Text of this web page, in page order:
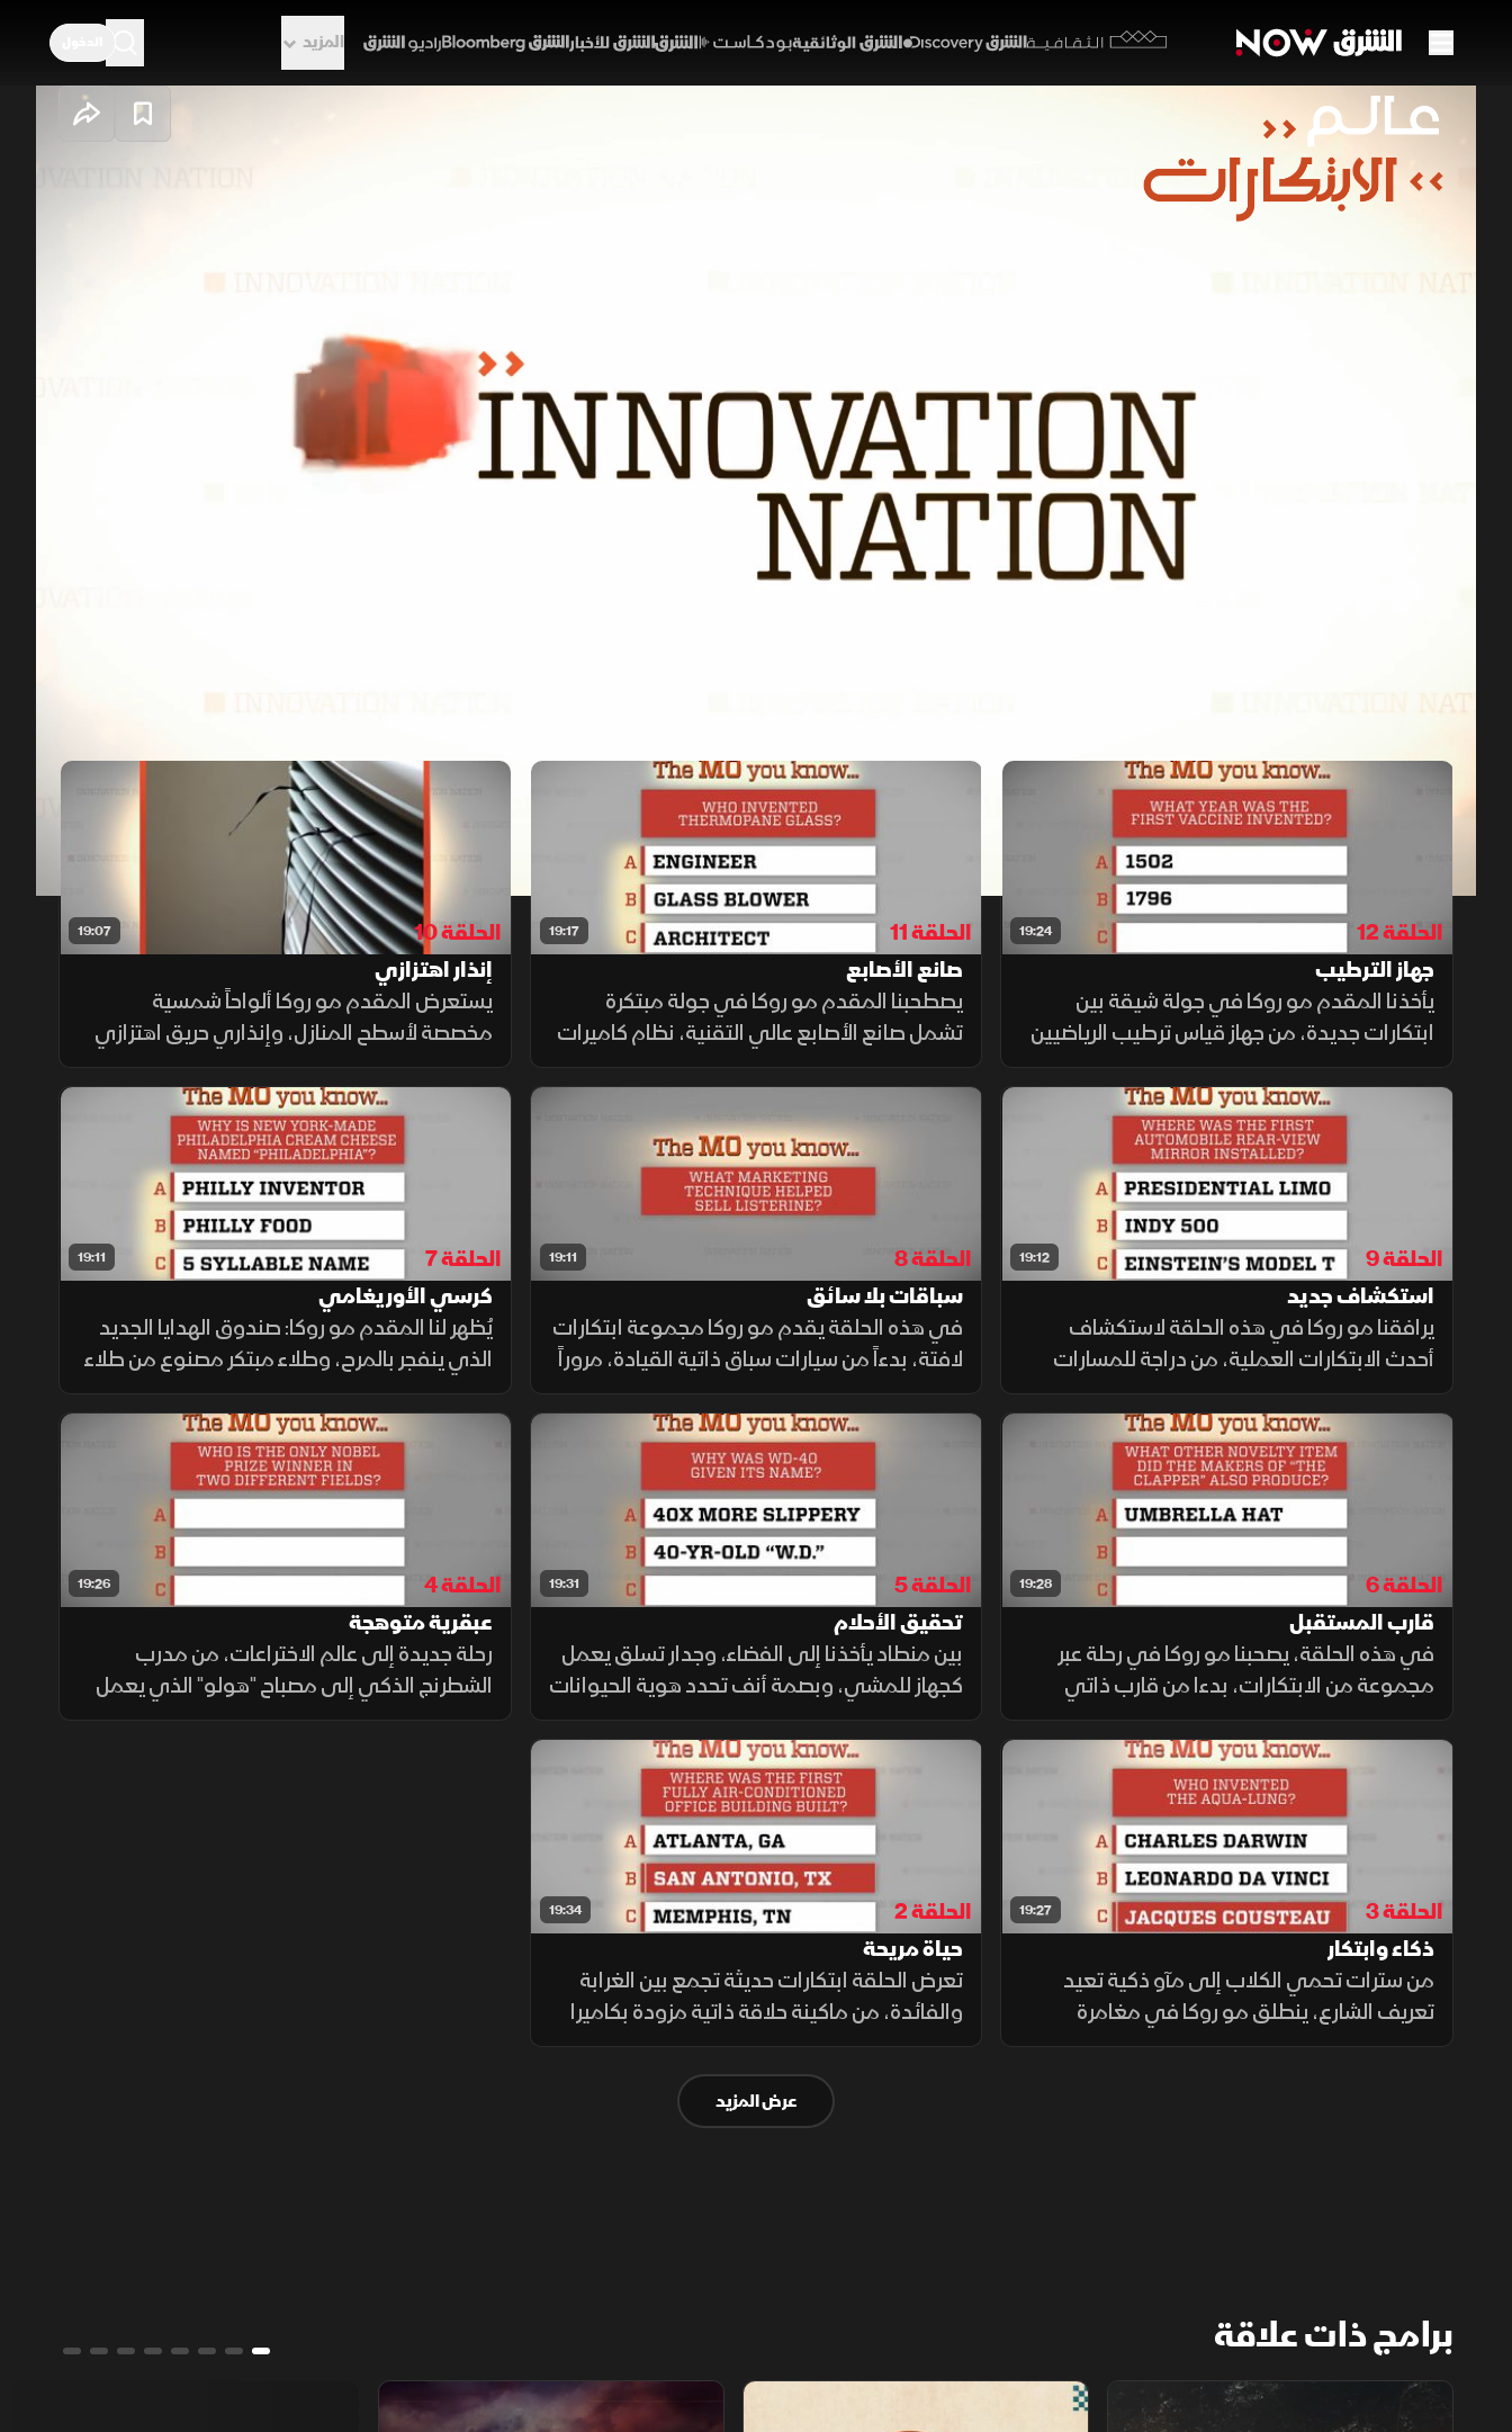
الثقافية
المزيد
"‫"عالم الابتكارات 19:17
(1-2 ملم) لتحديد أن القوقعة البيضاء التي تعكس الضوء هي سر حماية الحلزون من المفترسات، كما يُقدم
19:24
الحلقة 12
جهاز الترطيب
يأخذنا المقدم مو روكا في جولة شيقة بين
ابتكارات جديدة، من جهاز قياس ترطيب الرياضيين
إلى القفل بالبصمة، نصائح مبتكرين، ورحلات
الاستكشاف القطبية للأدميرال بيرد.
19:17
الحلقة 11
صانع الأصابع
يصطحبنا المقدم مو روكا في جولة مبتكرة
تشمل صانع الأصابع عالي التقنية، نظام كاميرات
ذكي لتخفيف ازدحام المرور، خيمة سقفية
للتخييم، ولمحة عن تاريخ المجلات، مستعرضًا
تقنيات الحياة اليومية المستقبلية.
19:07
الحلقة 10
إنذار اهتزازي
يستعرض المقدم مو روكا ألواحاً شمسية
مخصصة لأسطح المنازل، وإنذاري حريق اهتزازي
لضعاف السمع والصم، ثم يكشف كيف غيّرت
الحصّادات الميكانيكية وجه الزراعة للأبد، في
جولة تقنية شاملة
19:12
الحلقة 9
استكشاف جديد
يرافقنا مو روكا في هذه الحلقة لاستكشاف
أحدث الابتكارات العملية، من دراجة للمسارات
الوعرة وسترة Tiny Dog للحماية، إلى اللاصقة
المضادة للبعوض وتأثير السماد الطبيعي على
الزراعة الحديثة.
19:11
الحلقة 8
سباقات بلا سائق
في هذه الحلقة يقدم مو روكا مجموعة ابتكارات
لافتة، بدءاً من سيارات سباق ذاتية القيادة، مروراً
باختراع شابة لنظام إنذار مبكر للزلازل، وصولاً إلى
تقنية الخرسانة ذاتية الإصلاح.
19:11
الحلقة 7
كرسي الأوريغامي
يُظهر لنا المقدم مو روكا: صندوق الهدايا الجديد
الذي ينفجر بالمرح، وطلاء مبتكر مصنوع من طلاء
قديم، والكرسي المتحرك القابل للطي بأسلوب
الأوريغامي، وكيف كانت التقنيات القديمة
تؤدي دور الأثاث.
19:28
الحلقة 6
قارب المستقبل
في هذه الحلقة، يصحبنا مو روكا في رحلة عبر
مجموعة من الابتكارات، بدءا من قارب ذاتي
القيادة يخترق الأعاصير لجمع بيانات علمية دقيقة
من قلب العاصفة، كما نتعرف على قصة أحد
أوائل رواد الدراجات النارية
19:31
الحلقة 5
تحقيق الأحلام
بين منطاد يأخذنا إلى الفضاء، وجدار تسلق يعمل
كجهاز للمشي، وبصمة أنف تحدد هوية الحيوانات
الأليفة المختفية، نرى الإبهار العلمي متجسدا
في تقنيات تكنولوجية جديدة، كانت مجرد أحلام
غير واقعية في الماضي.
19:26
الحلقة 4
عبقرية متوهجة
رحلة جديدة إلى عالم الاختراعات، من مدرب
الشطرنج الذكي إلى مصباح "هولو" الذي يعمل
بحرارة اليد، لنكتشف ابتكارات أنقذت سيارات من
19:27
الحلقة 3
ذكاء وابتكار
من سترات تحمي الكلاب إلى مآو ذكية تعيد
تعريف الشارع، ينطلق مو روكا في مغامرة
تستعرض عبقرية الإنسان حين يدمج الإبداع
19:34
الحلقة 2
حياة مريحة
تعرض الحلقة ابتكارات حديثة تجمع بين الغرابة
والفائدة، من ماكينة حلاقة ذاتية مزودة بكاميرا
للرؤية الخلفية، إلى سماعات ذكية لتخفيف
التوتر، وسماعات أذن مريحة تمنح راحة يومية.
عرض المزيد
برامج ذات علاقة
استكشاف الأماكن المهجورة فنادق عبر العصور سباق خارج القانون.. نهاية اللعبة